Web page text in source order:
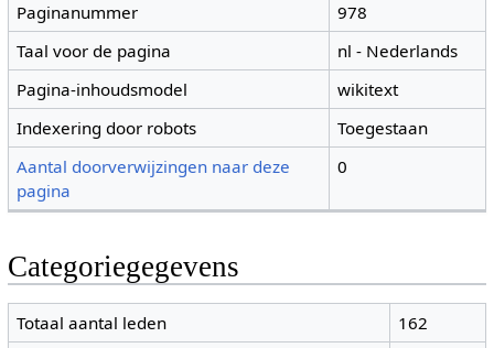
Paginanummer
978
Taal voor de pagina
nl - Nederlands
Pagina-inhoudsmodel
wikitext
Indexering door robots
Toegestaan
Aantal doorverwijzingen naar deze
pagina
0
Categoriegegevens
Totaal aantal leden
162